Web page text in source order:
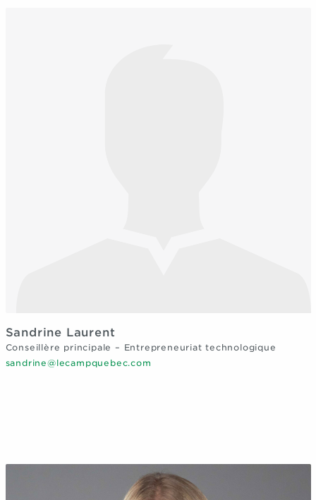
Sandrine Laurent
Conseillère principale – Entrepreneuriat technologique
sandrine@lecampquebec.com